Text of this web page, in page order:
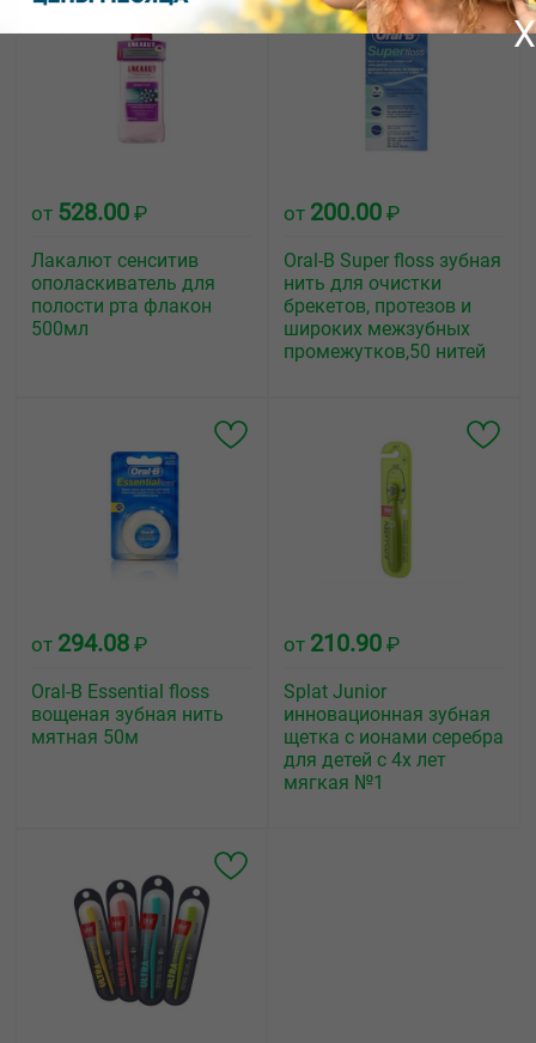
от 528.00 ₽
Лакалют сенситив
ополаскиватель для
полости рта флакон
500мл
от 200.00 ₽
Oral-B Super floss зубная
нить для очистки
брекетов, протезов и
широких межзубных
промежутков,50 нитей
от 294.08 ₽
Oral-B Essential floss
вощеная зубная нить
мятная 50м
от 210.90 ₽
Splat Junior
инновационная зубная
щетка с ионами серебра
для детей с 4х лет
мягкая №1
X